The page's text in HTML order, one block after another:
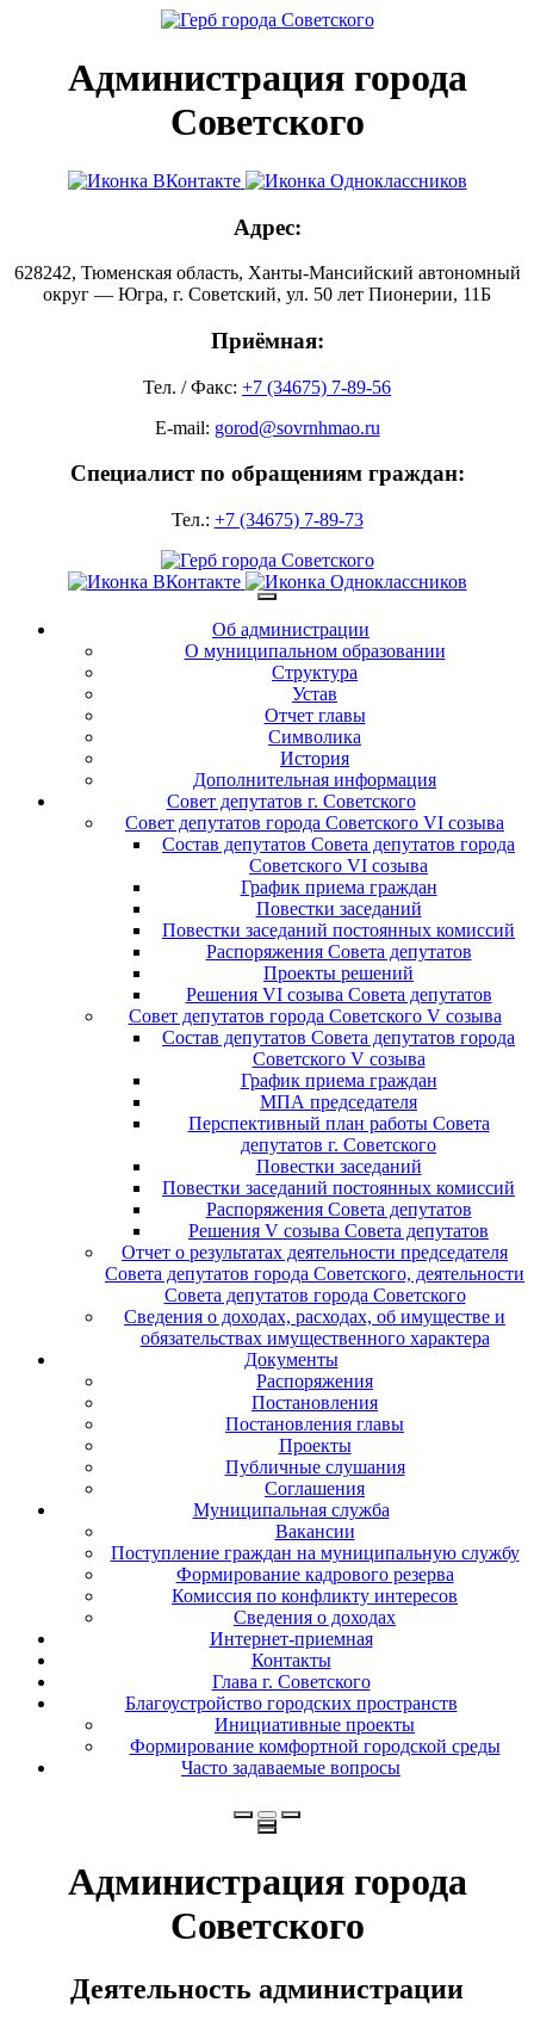
Администрация города
Советского
Адрес:
628242, Тюменская область, Ханты-Мансийский автономный
округ — Югра, г. Советский, ул. 50 лет Пионерии, 11Б
Приёмная:
Тел. / Факс: +7 (34675) 7-89-56
E-mail: gorod@sovrnhmao.ru
Специалист по обращениям граждан:
Тел.: +7 (34675) 7-89-73
Об администрации
О муниципальном образовании
Структура
Устав
Отчет главы
Символика
История
Дополнительная информация
Совет депутатов г. Советского
Совет депутатов города Советского VI созыва
Состав депутатов Совета депутатов города
Советского VI созыва
График приема граждан
Повестки заседаний
Повестки заседаний постоянных комиссий
Распоряжения Совета депутатов
Проекты решений
Решения VI созыва Совета депутатов
Совет депутатов города Советского V созыва
Состав депутатов Совета депутатов города
Советского V созыва
График приема граждан
МПА председателя
Перспективный план работы Совета
депутатов г. Советского
Повестки заседаний
Повестки заседаний постоянных комиссий
Распоряжения Совета депутатов
Решения V созыва Совета депутатов
Отчет о результатах деятельности председателя
Совета депутатов города Советского, деятельности
Совета депутатов города Советского
Сведения о доходах, расходах, об имуществе и
обязательствах имущественного характера
Документы
Распоряжения
Постановления
Постановления главы
Проекты
Публичные слушания
Соглашения
Муниципальная служба
Вакансии
Поступление граждан на муниципальную службу
Формирование кадрового резерва
Комиссия по конфликту интересов
Сведения о доходах
Интернет-приемная
Контакты
Глава г. Советского
Благоустройство городских пространств
Инициативные проекты
Формирование комфортной городской среды
Часто задаваемые вопросы
Администрация города
Советского
Деятельность администрации